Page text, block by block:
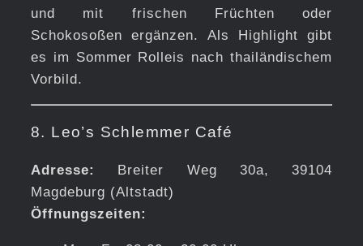
und mit frischen Früchten oder
Schokosoßen ergänzen. Als Highlight gibt
es im Sommer Rolleis nach thailändischem
Vorbild.
8. Leo’s Schlemmer Café
Adresse:
Breiter Weg 30a, 39104
Magdeburg (Altstadt)
Öffnungszeiten: